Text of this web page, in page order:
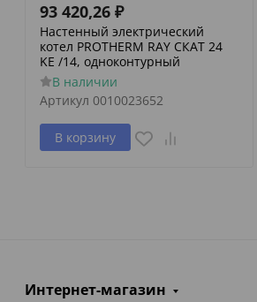
93 420,26 ₽
Настенный электрический
котел PROTHERM RAY СКАТ 24
KE /14, одноконтурный
В наличии
Артикул 0010023652
В корзину
Интернет-магазин